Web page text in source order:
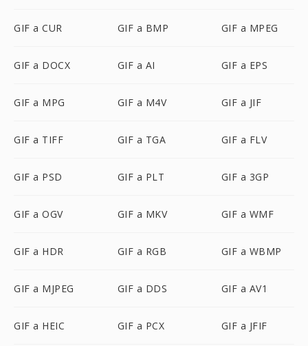
GIF a CUR GIF a BMP GIF a MPEG
GIF a DOCX GIF a AI GIF a EPS
GIF a MPG GIF a M4V GIF a JIF
GIF a TIFF GIF a TGA GIF a FLV
GIF a PSD GIF a PLT GIF a 3GP
GIF a OGV GIF a MKV GIF a WMF
GIF a HDR GIF a RGB GIF a WBMP
GIF a MJPEG GIF a DDS GIF a AV1
GIF a HEIC GIF a PCX GIF a JFIF